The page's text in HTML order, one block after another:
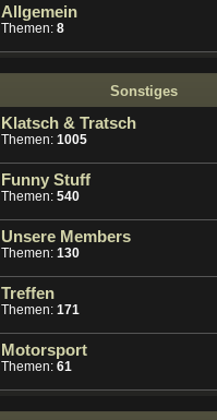
Allgemein
Themen: 8
Sonstiges
Klatsch & Tratsch
Themen: 1005
Funny Stuff
Themen: 540
Unsere Members
Themen: 130
Treffen
Themen: 171
Motorsport
Themen: 61